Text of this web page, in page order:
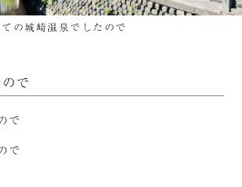
の城崎温泉でしたので
で